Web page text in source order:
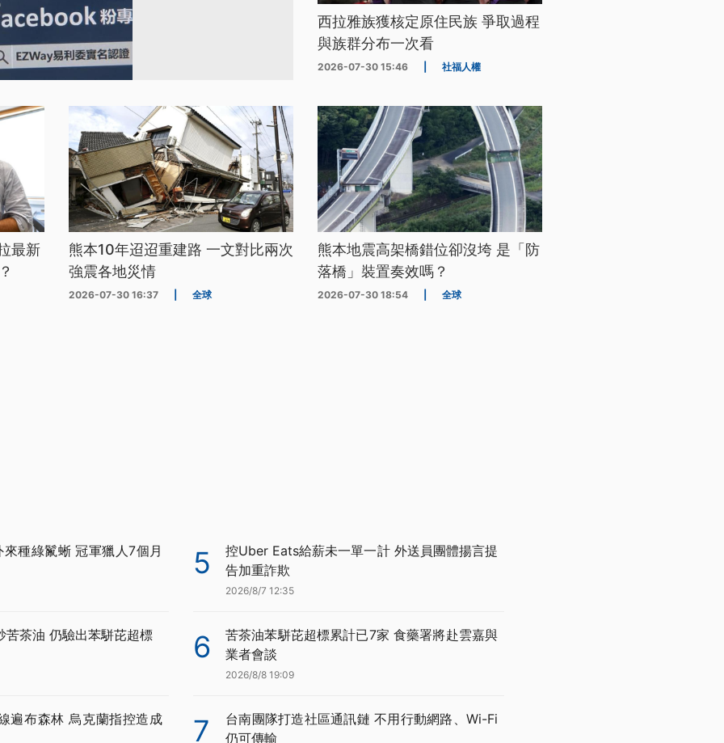
西拉雅族獲核定原住民族 爭取過程
與族群分布一次看
2026-07-30 15:46 社福人權
最新
熊本10年迢迢重建路 一文對比兩次
強震各地災情
2026-07-30 16:37 全球
熊本地震高架橋錯位卻沒垮 是「防
落橋」裝置奏效嗎？
2026-07-30 18:54 全球
種綠鬣蜥 冠軍獵人7個月
苦茶油 仍驗出苯駢芘超標
遍布森林 烏克蘭指控造成
5
控Uber Eats給薪未一單一計 外送員團體揚言提
告加重詐欺
2026/8/7 12:35
6
苦茶油苯駢芘超標累計已7家 食藥署將赴雲嘉與
業者會談
2026/8/8 19:09
7
台南團隊打造社區通訊鏈 不用行動網路、Wi-Fi
仍可傳輸